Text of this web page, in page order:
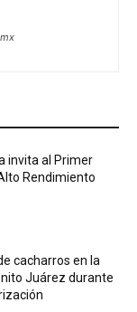
invita al Primer
Rendimiento
cacharros en la
Juárez durante